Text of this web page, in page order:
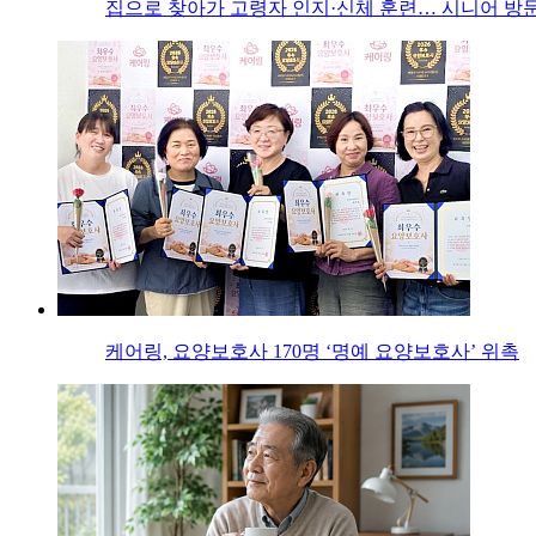
집으로 찾아가 고령자 인지·신체 훈련… 시니어 방
케어링, 요양보호사 170명 ‘명예 요양보호사’ 위촉